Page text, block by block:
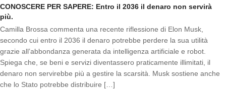
CONOSCERE PER SAPERE: Entro il 2036 il denaro non servirà
più.
Camilla Brossa commenta una recente riflessione di Elon Musk,
secondo cui entro il 2036 il denaro potrebbe perdere la sua utilità
grazie all’abbondanza generata da intelligenza artificiale e robot.
Spiega che, se beni e servizi diventassero praticamente illimitati, il
denaro non servirebbe più a gestire la scarsità. Musk sostiene anche
che lo Stato potrebbe distribuire […]